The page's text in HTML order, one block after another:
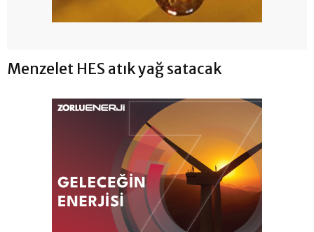
Menzelet HES atık yağ satacak